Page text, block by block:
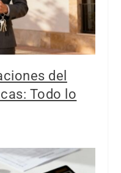
del
Todo lo